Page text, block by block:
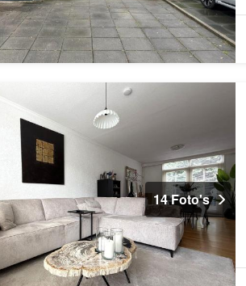
14 Foto's